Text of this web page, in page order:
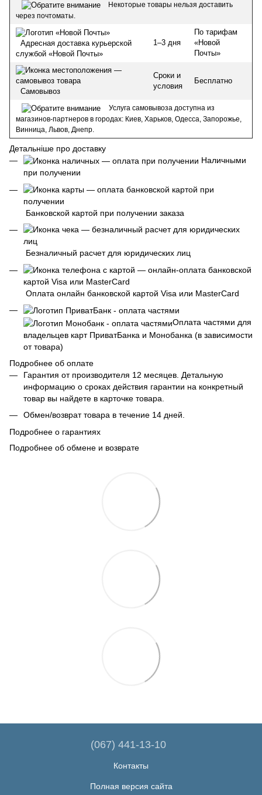
Некоторые товары нельзя доставить
через почтоматы.
Адресная доставка курьерской
службой «Новой Почты»
1–3 дня
По тарифам
«Новой
Почты»
Самовывоз
Сроки и
условия
Бесплатно
Услуга самовывоза доступна из
магазинов-партнеров в городах: Киев, Харьков, Одесса, Запорожье,
Винница, Львов, Днепр.
Детальніше про доставку
Наличными
при получении
Банковской картой при получении заказа
Безналичный расчет для юридических лиц
Оплата онлайн банковской картой Visa или MasterCard
Оплата частями для
владельцев карт ПриватБанка и Монобанка (в зависимости
от товара)
Подробнее об оплате
Гарантия от производителя 12 месяцев. Детальную
информацию о сроках действия гарантии на конкретный
товар вы найдете в карточке товара.
Обмен/возврат товара в течение 14 дней.
Подробнее о гарантиях
Подробнее об обмене и возврате
(067) 441-13-10
Контакты
Полная версия сайта